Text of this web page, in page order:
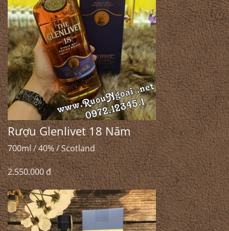
Rượu Glenlivet 18 Năm
700ml / 40% / Scotland
2.550.000 đ